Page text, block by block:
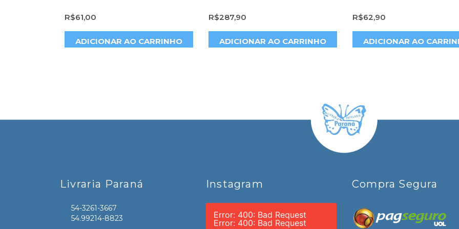
R$61,00
ADICIONAR AO CARRINHO
R$287,90
ADICIONAR AO CARRINHO
R$62,90
ADICIONAR AO
Livraria Paraná
54-3261-3667
54.99214-8823
Instagram
Error: 400: Bad Request
Error: 400: Bad Request
Compra Segura